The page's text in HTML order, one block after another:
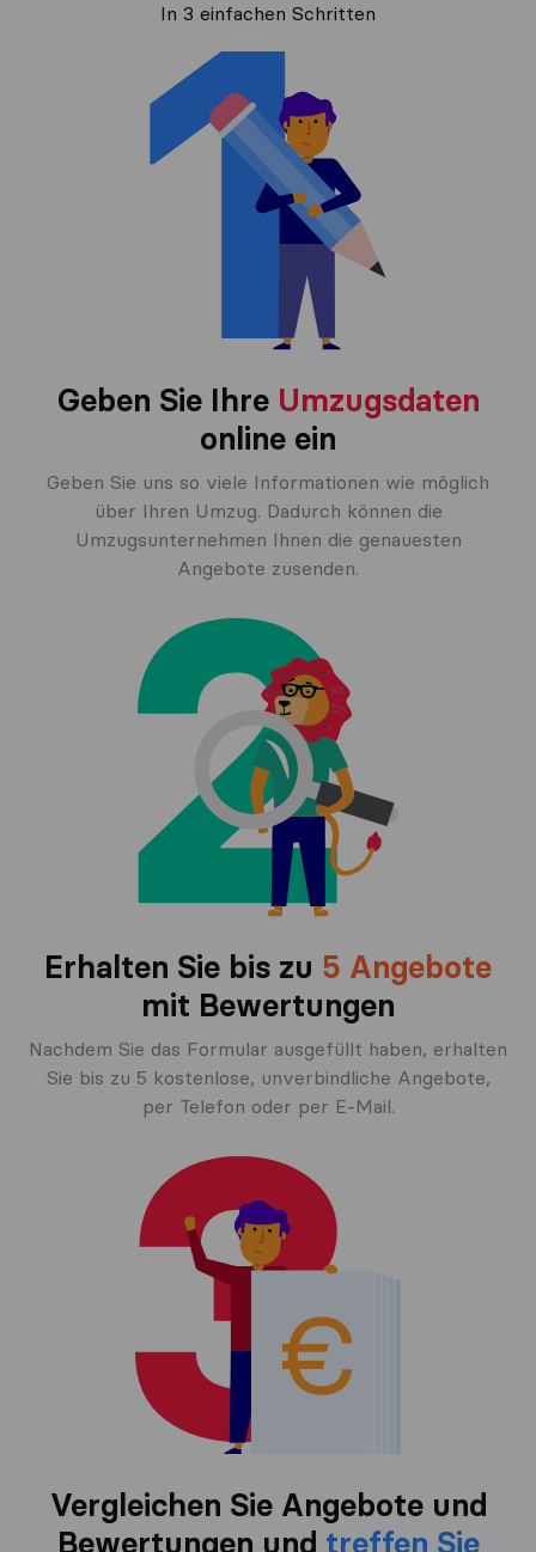
In 3 einfachen Schritten
Geben Sie Ihre Umzugsdaten
online ein
Geben Sie uns so viele Informationen wie möglich
über Ihren Umzug. Dadurch können die
Umzugsunternehmen Ihnen die genauesten
Angebote zusenden.
Erhalten Sie bis zu 5 Angebote
mit Bewertungen
Nachdem Sie das Formular ausgefüllt haben, erhalten
Sie bis zu 5 kostenlose, unverbindliche Angebote,
per Telefon oder per E-Mail.
Vergleichen Sie Angebote und
Bewertungen und treffen Sie